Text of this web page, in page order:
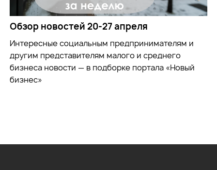
Обзор новостей 20-27 апреля
Интересные социальным предпринимателям и
другим представителям малого и среднего
бизнеса новости — в подборке портала «Новый
бизнес»